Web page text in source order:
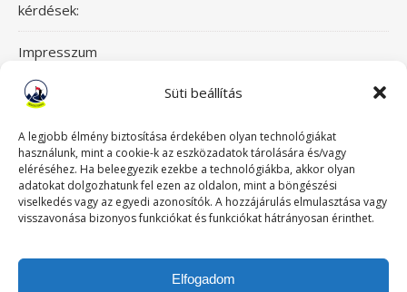
Süti beállítás
A legjobb élmény biztosítása érdekében olyan technológiákat
használunk, mint a cookie-k az eszközadatok tárolására és/vagy
eléréséhez. Ha beleegyezik ezekbe a technológiákba, akkor olyan
adatokat dolgozhatunk fel ezen az oldalon, mint a böngészési
viselkedés vagy az egyedi azonosítók. A hozzájárulás elmulasztása vagy
visszavonása bizonyos funkciókat és funkciókat hátrányosan érinthet.
Elfogadom
kérdések:
Impresszum
Itt érsz el bennünket!
Mászásterápia csapata
Szeretettel üdvözlünk a Mászásterápia oldalán! Gyere,
nézz körül!
TABUDÖNTÖGETŐ MászásTerápia